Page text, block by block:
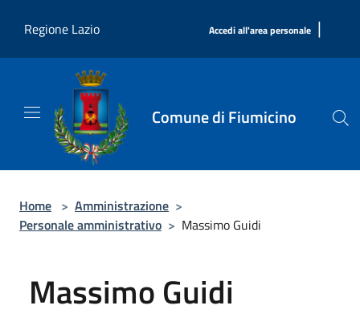
Regione Lazio
Accedi all'area personale |
Comune di Fiumicino
Home > Amministrazione >
Personale amministrativo > Massimo Guidi
Massimo Guidi